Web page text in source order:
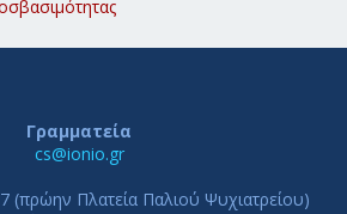
Γραμματεία
cs@ionio.gr
(πρώην Πλατεία Παλιού Ψυχιατρείου)